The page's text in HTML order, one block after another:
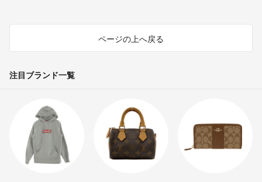
ページの上へ戻る
注目ブランド一覧